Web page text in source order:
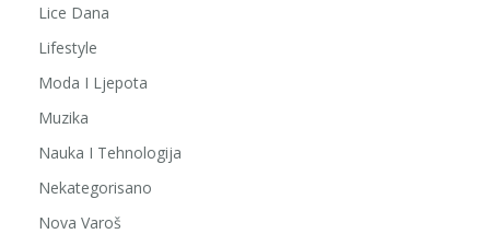
Lice Dana
Lifestyle
Moda I Ljepota
Muzika
Nauka I Tehnologija
Nekategorisano
Nova Varoš